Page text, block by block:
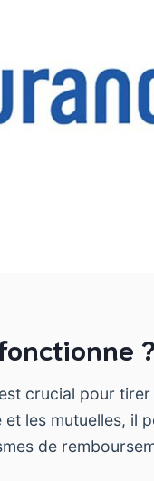
?
est crucial pour tirer
les mutuelles, il
de